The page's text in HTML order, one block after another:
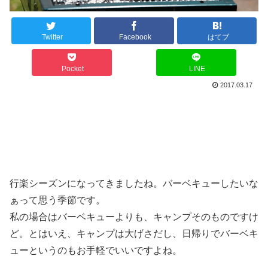
Twitter Facebook はてブ
Pocket LINE
2017.03.17
行楽シーズンになってきましたね。バーベキューしたいな
ぁって思う季節です。
私の場合はバーベキューよりも、キャンプそのものですけ
ど。とはいえ、キャンプは大げさだし、日帰りでバーベキ
ューというのもお手軽でいいですよね。